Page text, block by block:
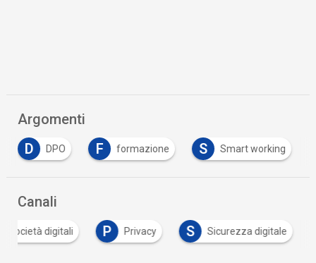
Argomenti
D
DPO F formazione S Smart working
Canali
società digitali P Privacy S Sicurezza digitale